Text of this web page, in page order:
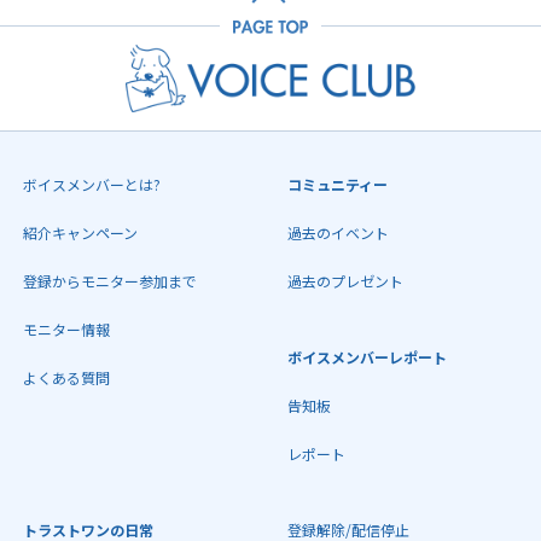
ボイスメンバーとは?
紹介キャンペーン
登録からモニター参加まで
モニター情報
よくある質問
コミュニティー
過去のイベント
過去のプレゼント
ボイスメンバーレポート
告知板
レポート
トラストワンの日常 登録解除/配信停止